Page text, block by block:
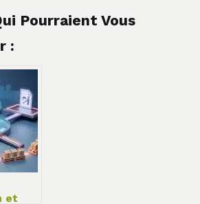
Pourraient Vous
:
et